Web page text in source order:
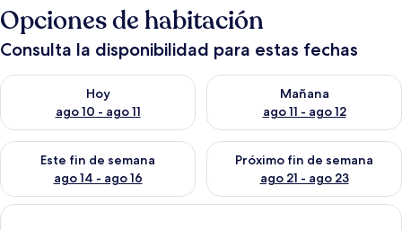
Opciones de habitación
Consulta la disponibilidad para estas fechas
Hoy
ago 10 - ago 11
Consulta la disponibilidad para hoy ago 10 - ago 11
Mañana
ago 11 - ago 12
Consulta la disponibilidad
Este fin de semana
ago 14 - ago 16
Consulta la disponibilidad para este fin de semana ago 14 -
Próximo fin de semana
ago 21 - ago 23
Consulta la disponibilidad